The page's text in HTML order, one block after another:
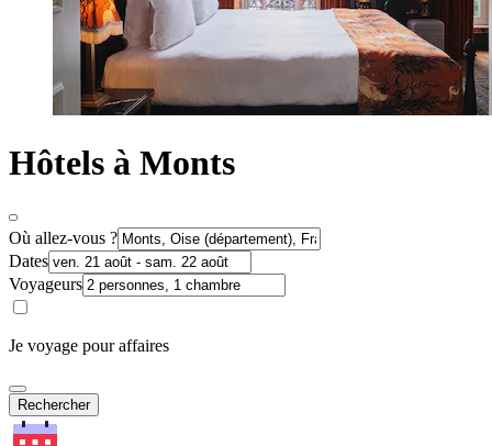
Hôtels à Monts
Où allez-vous ?
Dates
Voyageurs
Je voyage pour affaires
Rechercher